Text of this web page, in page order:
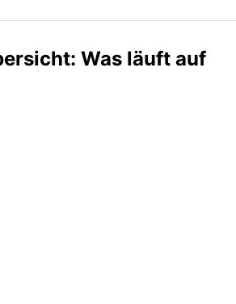
Was läuft auf